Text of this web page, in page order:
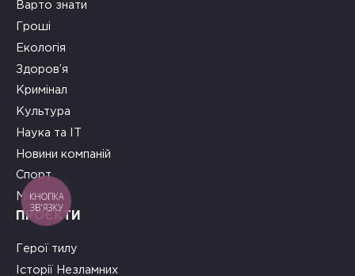
Варто знати
Гроші
Екологія
Здоров’я
Кримінал
Культура
Наука та ІТ
Новини компаній
Спорт
Місто
ПРОЄКТИ
Герої тилу
Історії Незламних
КНОПКА
ЗВ'ЯЗКУ